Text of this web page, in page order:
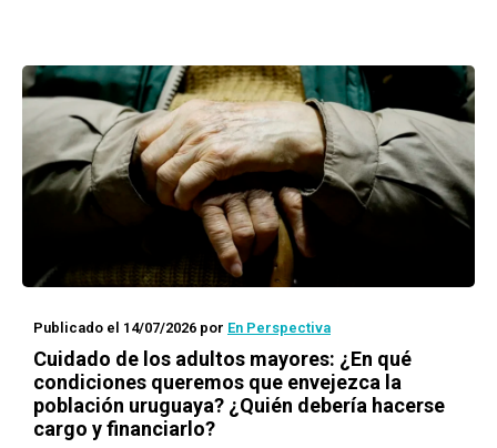
Publicado el 14/07/2026 por En Perspectiva
Cuidado de los adultos mayores: ¿En qué
condiciones queremos que envejezca la
población uruguaya? ¿Quién debería hacerse
cargo y financiarlo?